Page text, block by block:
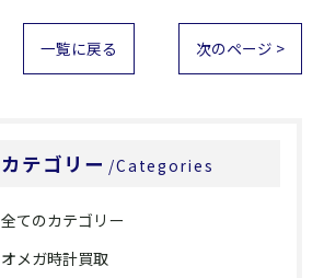
一覧に戻る 次のページ >
カテゴリー Categories
全てのカテゴリー
オメガ時計買取